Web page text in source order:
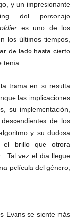
y un impresionante
del personaje
es uno de los
los últimos tiempos,
de lado hasta cierto
tenía.
trama en sí resulta
las implicaciones
su implementación,
de los
y su dudosa
el brillo que otrora
Tal vez el día llegue
película del género,
Evans se siente más